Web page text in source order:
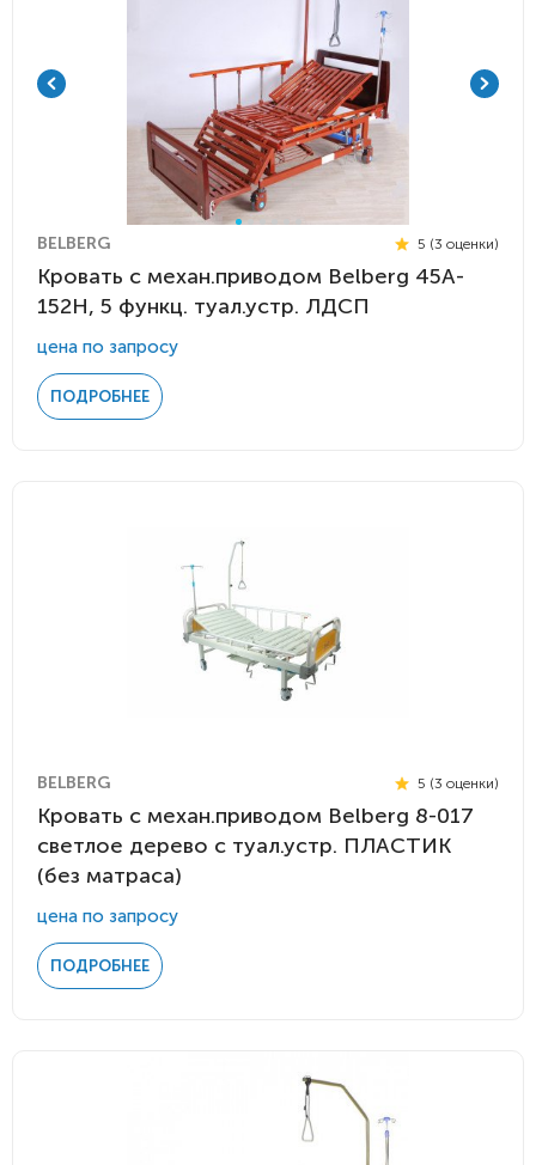
BELBERG 5 (3 оценки)
Кровать с механ.приводом Belberg 45A-
152H, 5 функц. туал.устр. ЛДСП
цена по запросу
ПОДРОБНЕЕ
BELBERG 5 (3 оценки)
Кровать с механ.приводом Belberg 8-017
светлое дерево с туал.устр. ПЛАСТИК
(без матраса)
цена по запросу
ПОДРОБНЕЕ